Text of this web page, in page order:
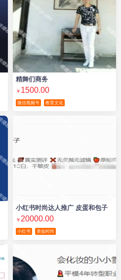
精舞们商务
￥ 1500.00
微信视频号 教育文化
小红书时尚达人推广 皮蛋和包子
￥ 20000.00
小红书 美妆时尚